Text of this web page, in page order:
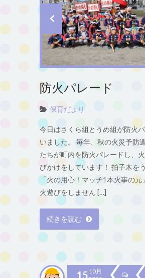
防火パレード
保育だより
今日はさくら組とうめ組が防火
いました。 毎年、秋の火災予防
たちが町内を防火パレードし、
びかけをしています！ 拍子木を
「火の用心！マッチ1本火事の元
火遊びをしません […]
続きを読む
15 10月